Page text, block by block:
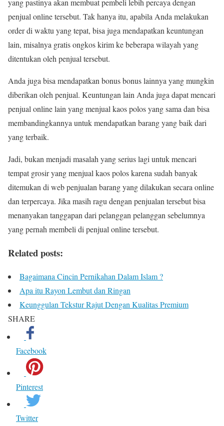
yang pastinya akan membuat pembeli lebih percaya dengan
penjual online tersebut. Tak hanya itu, apabila Anda melakukan
order di waktu yang tepat, bisa juga mendapatkan keuntungan
lain, misalnya gratis ongkos kirim ke beberapa wilayah yang
ditentukan oleh penjual tersebut.
Anda juga bisa mendapatkan bonus bonus lainnya yang mungkin
diberikan oleh penjual. Keuntungan lain Anda juga dapat mencari
penjual online lain yang menjual kaos polos yangsama dan bisa
membandingkannya untuk mendapatkan barang yang baik dari
yang terbaik.
Jadi, bukan menjadi masalah yang serius lagi untuk mencari
tempat grosir yang menjual kaos polos karena sudah banyak
ditemukan di web penjualan barang yang dilakukan secara online
dan terpercaya. Jika masih ragu dengan penjualan tersebut bisa
menanyakan tanggapan dari pelanggan pelanggan sebelumnya
yang pernah membeli di penjual online tersebut.
Related posts:
Bagaimana Cincin Pernikahan Dalam Islam ?
Apa itu Rayon Lembut dan Ringan
Keunggulan Tekstur Rajut Dengan Kualitas Premium
SHARE
Facebook
Pinterest
Twitter